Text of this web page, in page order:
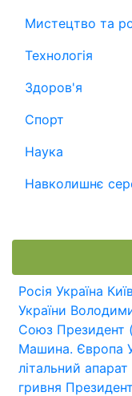
Мистецтво та
Технологія
Здоров'я
Спорт
Наука
Навколишнє
Росія Україна
України
Союз Президент
Машина. Європа
літальний апарат
гривня